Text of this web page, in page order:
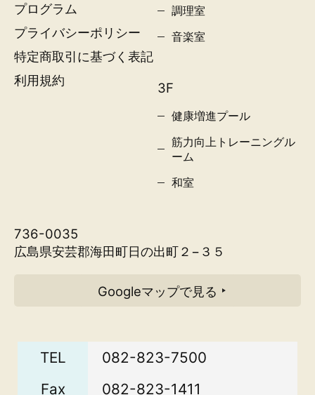
プログラム
プライバシーポリシー
特定商取引に基づく表記
利用規約
調理室
音楽室
3F
健康増進プール
筋力向上トレーニングル
ーム
和室
736-0035
広島県安芸郡海田町日の出町２−３５
Googleマップで見る
TEL
082-823-7500
Fax
082-823-1411